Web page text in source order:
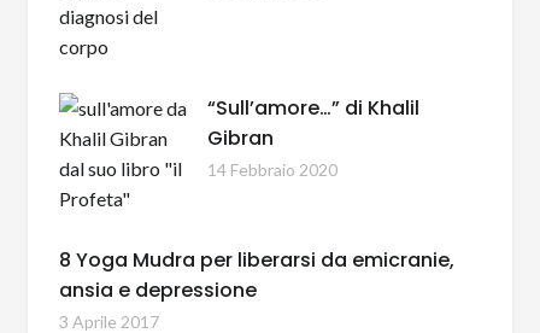
“Sull’amore…” di Khalil
Gibran
14 Febbraio 2020
8 Yoga Mudra per liberarsi da emicranie,
ansia e depressione
3 Aprile 2017